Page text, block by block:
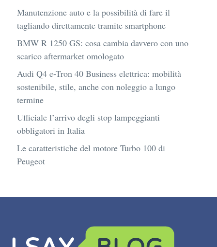
Manutenzione auto e la possibilità di fare il
tagliando direttamente tramite smartphone
BMW R 1250 GS: cosa cambia davvero con uno
scarico aftermarket omologato
Audi Q4 e-Tron 40 Business elettrica: mobilità
sostenibile, stile, anche con noleggio a lungo
termine
Ufficiale l’arrivo degli stop lampeggianti
obbligatori in Italia
Le caratteristiche del motore Turbo 100 di
Peugeot